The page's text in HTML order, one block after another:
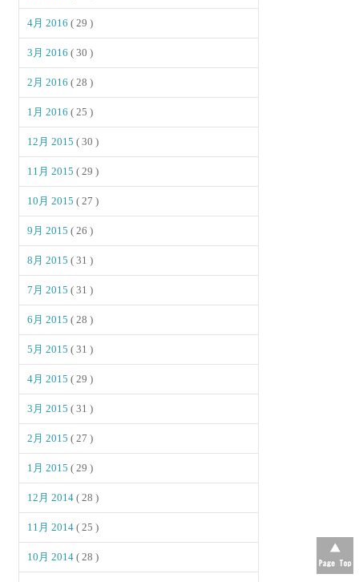
4月 2016( 29 )
3月 2016( 30 )
2月 2016( 28 )
1月 2016( 25 )
12月 2015( 30 )
11月 2015( 29 )
10月 2015( 27 )
9月 2015( 26 )
8月 2015( 31 )
7月 2015( 31 )
6月 2015( 28 )
5月 2015( 31 )
4月 2015( 29 )
3月 2015( 31 )
2月 2015( 27 )
1月 2015( 29 )
12月 2014( 28 )
11月 2014( 25 )
10月 2014( 28 )